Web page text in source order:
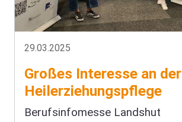
29.03.2025
Großes Interesse an der
Heilerziehungspflege
Berufsinfomesse Landshut